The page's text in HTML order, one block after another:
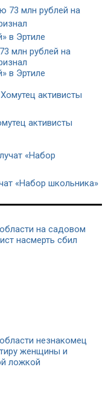
млн рублей на
в Эртиле
активисты
«Набор школьника»
на садовом
насмерть сбил
незнакомец
женщины и
ложкой